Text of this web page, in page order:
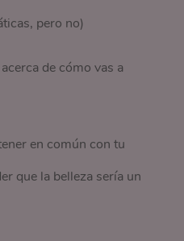
pero no)
de cómo vas a
en común con tu
que la belleza sería un